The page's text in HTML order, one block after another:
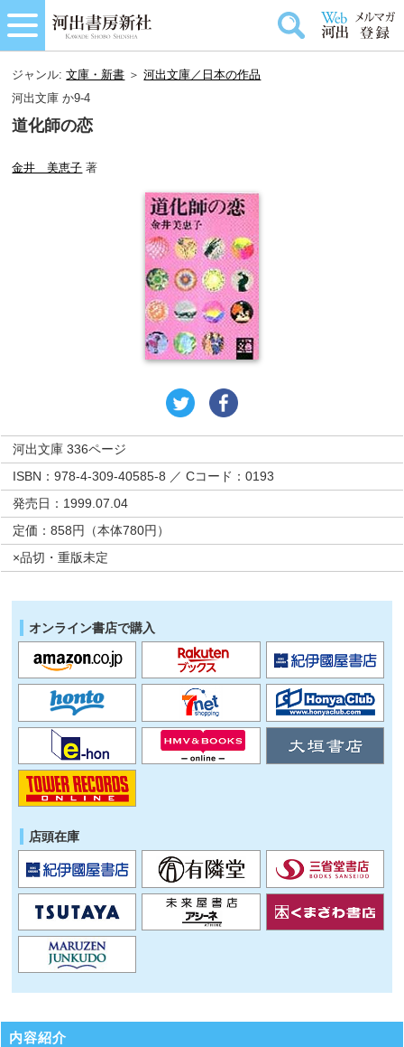
ジャンル:文庫・新書 ＞河出文庫／日本の作品
河出文庫 か9-4
道化師の恋
金井 美恵子 著
河出文庫 336ページ
ISBN：978-4-309-40585-8 ／ Cコード：0193
発売日：1999.07.04
定価：858円（本体780円）
×品切・重版未定
オンライン書店で購入
店頭在庫
内容紹介